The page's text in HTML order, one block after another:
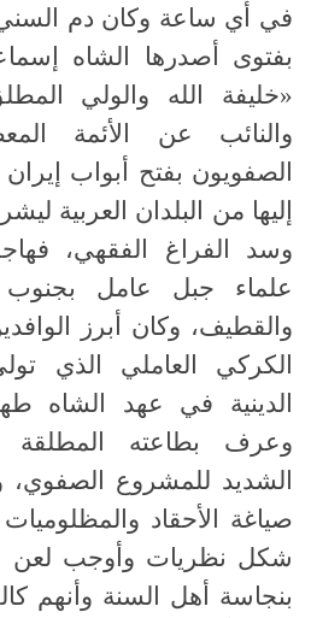
في أي ساعة وكان دم
بفتوى أصدرها الشاه
«خليفة الله والولي
والنائب عن الأئمة
الصفويون بفتح أبواب
إليها من البلدان العربية
وسد الفراغ الفقهي،
علماء جبل عامل
والقطيف، وكان أبرز
الكركي العاملي الذي
وعرف بطاعته المطلقة
الشديد للمشروع الصفوي،
صياغة الأحقاد
شكل نظريات وأوجب لعن
بنجاسة أهل السنة وأنهم